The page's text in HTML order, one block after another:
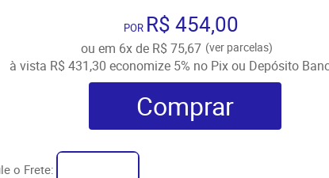
POR R$ 454,00
ou em 6xde R$ 75,67 (ver parcelas)
à vista R$ 431,30 economize 5% no Pix ou Depósito
Comprar
o Frete: